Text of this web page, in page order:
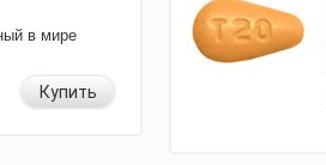
в мире
Купить